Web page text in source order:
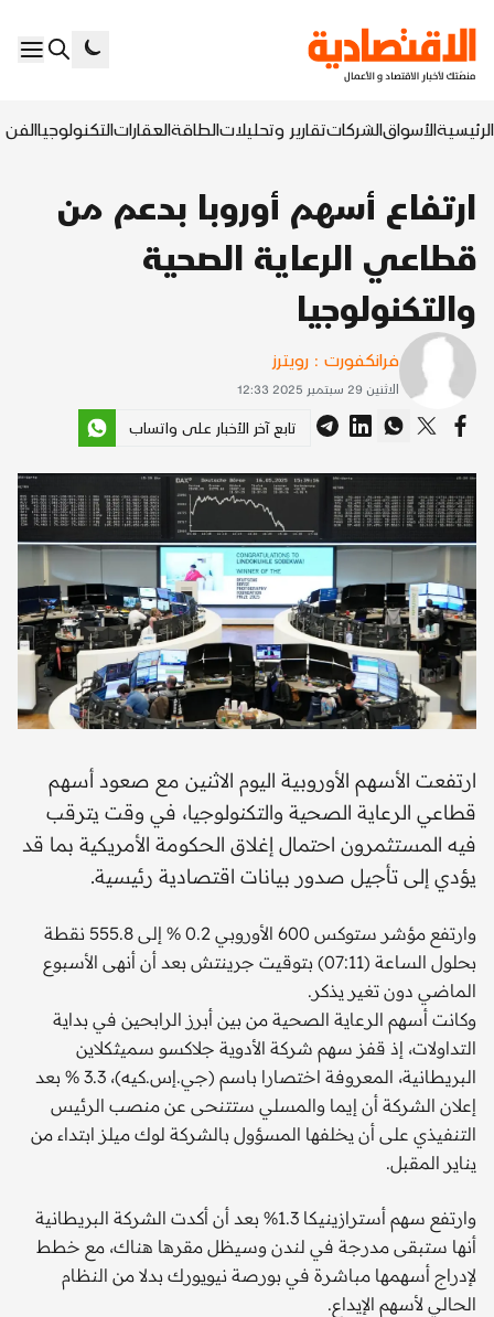
الرئيسيةالأسواقالشركاتتقارير وتحليلاتالطاقةالعقاراتالتكنولوجياالفن
ارتفاع أسهم أوروبا بدعم من
قطاعي الرعاية الصحية
والتكنولوجيا
فرانكفورت : رويترز
الاثنين 29 سبتمبر 2025 12:33
تابع آخر الأخبار على واتساب
ارتفعت الأسهم الأوروبية اليوم الاثنين مع صعود أسهم
قطاعي الرعاية الصحية والتكنولوجيا، في وقت يترقب
فيه المستثمرون احتمال إغلاق الحكومة الأمريكية بما قد
يؤدي إلى تأجيل صدور بيانات اقتصادية رئيسية.
وارتفع مؤشر ستوكس 600 الأوروبي 0.2 % إلى 555.8 نقطة
بحلول الساعة (07:11) بتوقيت جرينتش بعد أن أنهى الأسبوع
الماضي دون تغير يذكر.
وكانت أسهم الرعاية الصحية من بين أبرز الرابحين في بداية
التداولات، إذ قفز سهم شركة الأدوية جلاكسو سميثكلاين
البريطانية، المعروفة اختصارا باسم (جي.إس.كيه)، 3.3 % بعد
إعلان الشركة أن إيما والمسلي ستتنحى عن منصب الرئيس
التنفيذي على أن يخلفها المسؤول بالشركة لوك ميلز ابتداء من
يناير المقبل.
وارتفع سهم أسترازينيكا 1.3% بعد أن أكدت الشركة البريطانية
أنها ستبقى مدرجة في لندن وسيظل مقرها هناك، مع خطط
لإدراج أسهمها مباشرة في بورصة نيويورك بدلا من النظام
الحالي لأسهم الإيداع.